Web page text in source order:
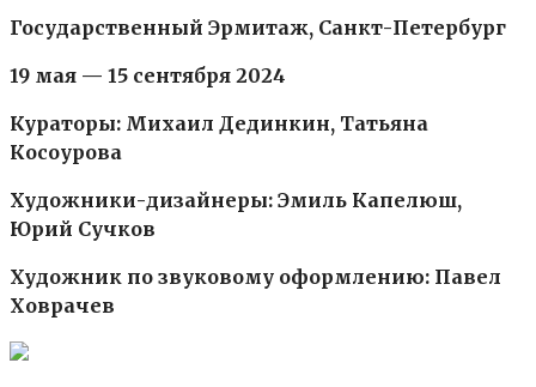
Государственный Эрмитаж, Санкт-Петербург
19 мая — 15 сентября 2024
Кураторы: Михаил Дединкин, Татьяна
Косоурова
Художники-дизайнеры: Эмиль Капелюш,
Юрий Сучков
Художник по звуковому оформлению: Павел
Ховрачев